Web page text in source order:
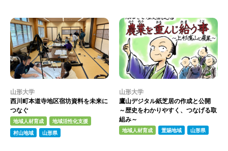
山形大学
西川町本道寺地区宿坊資料を未来に
つなぐ
地域人材育成
地域活性化支援
村山地域
山形県
山形大学
鷹山デジタル紙芝居の作成と公開
～歴史をわかりやすく、つなげる取
組み～
地域人材育成 置賜地域 山形県